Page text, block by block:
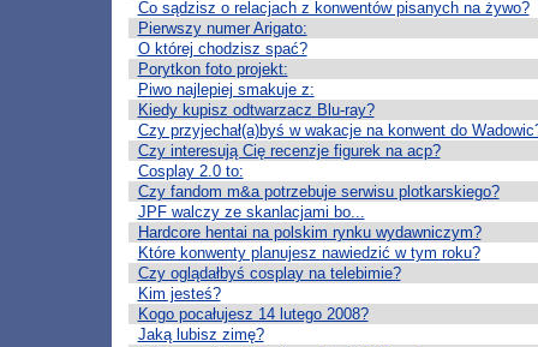
Co sądzisz o relacjach z konwentów pisanych na żywo?
Pierwszy numer Arigato:
O której chodzisz spać?
Porytkon foto projekt:
Piwo najlepiej smakuje z:
Kiedy kupisz odtwarzacz Blu-ray?
Czy przyjechał(a)byś w wakacje na konwent do
Czy interesują Cię recenzje figurek na acp?
Cosplay 2.0 to:
Czy fandom m&a potrzebuje serwisu plotkarskiego?
JPF walczy ze skanlacjami bo...
Hardcore hentai na polskim rynku wydawniczym?
Które konwenty planujesz nawiedzić w tym roku?
Czy oglądałbyś cosplay na telebimie?
Kim jesteś?
Kogo pocałujesz 14 lutego 2008?
Jaką lubisz zimę?